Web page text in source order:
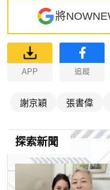
將
APP 追蹤
謝京穎 張書偉
探索新聞